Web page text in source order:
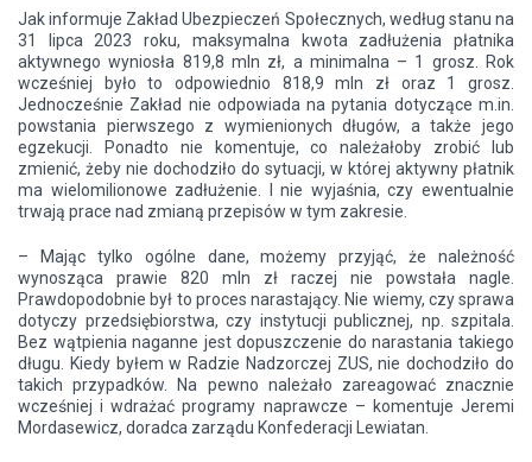
Jak informuje Zakład Ubezpieczeń Społecznych, według stanu na
31 lipca 2023 roku, maksymalna kwota zadłużenia płatnika
aktywnego wyniosła 819,8 mln zł, a minimalna – 1 grosz. Rok
wcześniej było to odpowiednio 818,9 mln zł oraz 1 grosz.
Jednocześnie Zakład nie odpowiada na pytania dotyczące m.in.
powstania pierwszego z wymienionych długów, a także jego
egzekucji. Ponadto nie komentuje, co należałoby zrobić lub
zmienić, żeby nie dochodziło do sytuacji, w której aktywny płatnik
ma wielomilionowe zadłużenie. I nie wyjaśnia, czy ewentualnie
trwają prace nad zmianą przepisów w tym zakresie.
– Mając tylko ogólne dane, możemy przyjąć, że należność
wynosząca prawie 820 mln zł raczej nie powstała nagle.
Prawdopodobnie był to proces narastający. Nie wiemy, czy sprawa
dotyczy przedsiębiorstwa, czy instytucji publicznej, np. szpitala.
Bez wątpienia naganne jest dopuszczenie do narastania takiego
długu. Kiedy byłem w Radzie Nadzorczej ZUS, nie dochodziło do
takich przypadków. Na pewno należało zareagować znacznie
wcześniej i wdrażać programy naprawcze – komentuje Jeremi
Mordasewicz, doradca zarządu Konfederacji Lewiatan.